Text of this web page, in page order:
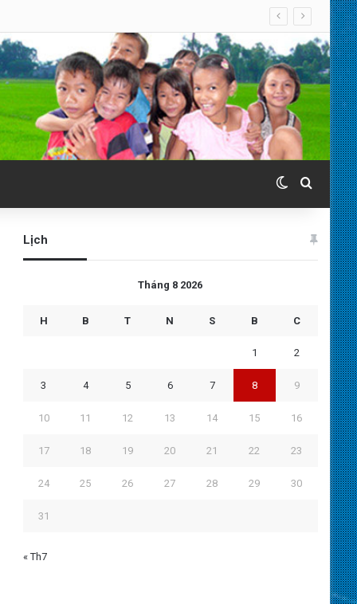
Switch skin
Search
Lịch
Tháng 8 2026
H B T N S B C
1 2
3 4 5 6 7 8 9
10 11 12 13 14 15 16
17 18 19 20 21 22 23
24 25 26 27 28 29 30
31
« Th7